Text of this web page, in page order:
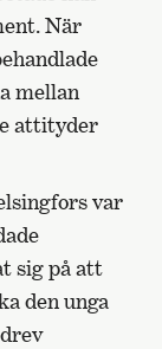
När
mellan
attityder
var
sig på att
den unga